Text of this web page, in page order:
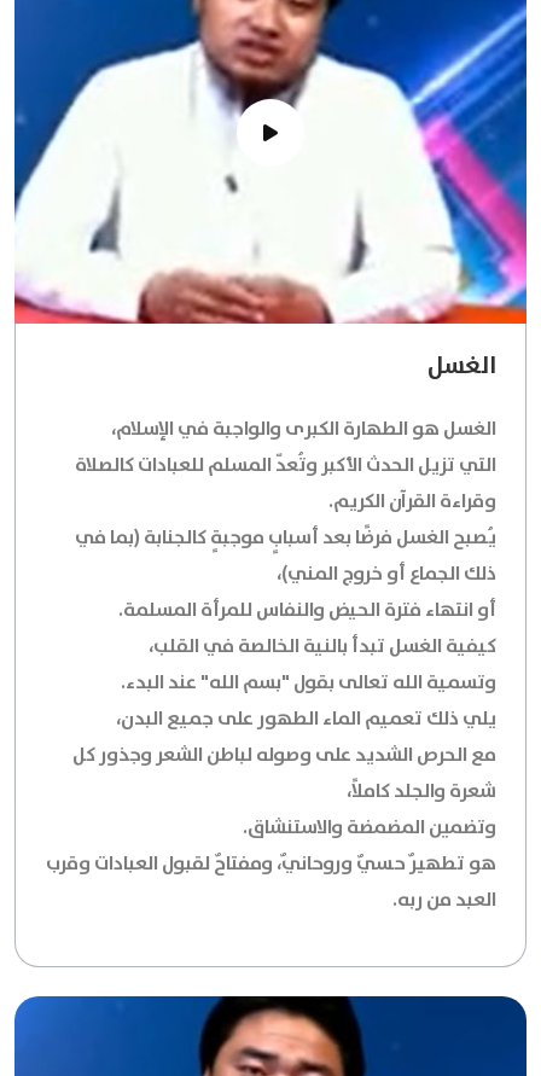
الغسل
الغسل هو الطهارة الكبرى والواجبة في الإسلام،
التي تزيل الحدث الأكبر وتُعدّ المسلم للعبادات كالصلاة
وقراءة القرآن الكريم.
يُصبح الغسل فرضًا بعد أسبابٍ موجبةٍ كالجنابة (بما في
ذلك الجماع أو خروج المني)،
أو انتهاء فترة الحيض والنفاس للمرأة المسلمة.
كيفية الغسل تبدأ بالنية الخالصة في القلب،
وتسمية الله تعالى بقول "بسم الله" عند البدء.
يلي ذلك تعميم الماء الطهور على جميع البدن،
مع الحرص الشديد على وصوله لباطن الشعر وجذور كل
شعرة والجلد كاملاً،
وتضمين المضمضة والاستنشاق.
هو تطهيرٌ حسيٌ وروحانيٌ، ومفتاحٌ لقبول العبادات وقرب
العبد من ربه.